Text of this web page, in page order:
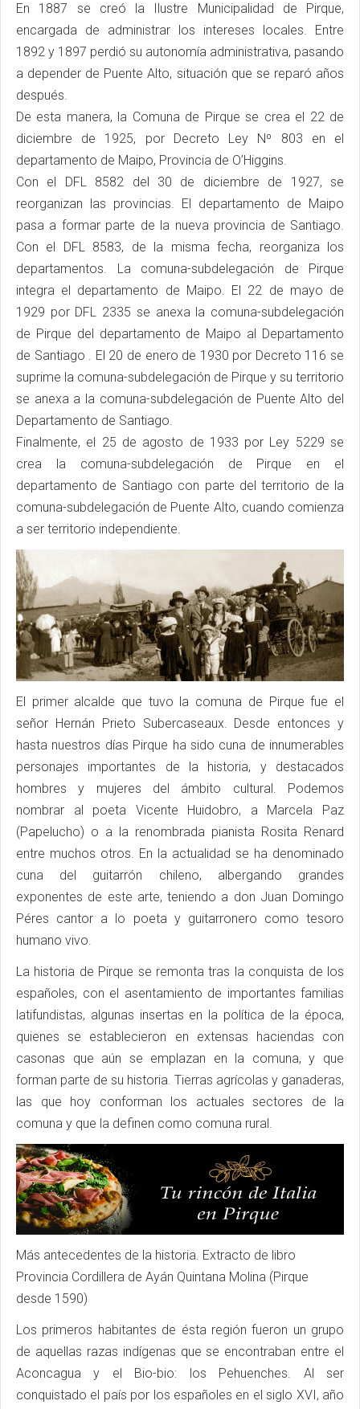
En 1887 se creó la Ilustre Municipalidad de Pirque,
encargada de administrar los intereses locales. Entre
1892 y 1897 perdió su autonomía administrativa, pasando
a depender de Puente Alto, situación que se reparó años
después.
De esta manera, la Comuna de Pirque se crea el 22 de
diciembre de 1925, por Decreto Ley Nº 803 en el
departamento de Maipo, Provincia de O’Higgins.
Con el DFL 8582 del 30 de diciembre de 1927, se
reorganizan las provincias. El departamento de Maipo
pasa a formar parte de la nueva provincia de Santiago.
Con el DFL 8583, de la misma fecha, reorganiza los
departamentos. La comuna-subdelegación de Pirque
integra el departamento de Maipo. El 22 de mayo de
1929 por DFL 2335 se anexa la comuna-subdelegación
de Pirque del departamento de Maipo al Departamento
de Santiago . El 20 de enero de 1930 por Decreto 116 se
suprime la comuna-subdelegación de Pirque y su territorio
se anexa a la comuna-subdelegación de Puente Alto del
Departamento de Santiago.
Finalmente, el 25 de agosto de 1933 por Ley 5229 se
crea la comuna-subdelegación de Pirque en el
departamento de Santiago con parte del territorio de la
comuna-subdelegación de Puente Alto, cuando comienza
a ser territorio independiente.
El primer alcalde que tuvo la comuna de Pirque fue el
señor Hernán Prieto Subercaseaux. Desde entonces y
hasta nuestros días Pirque ha sido cuna de innumerables
personajes importantes de la historia, y destacados
hombres y mujeres del ámbito cultural. Podemos
nombrar al poeta Vicente Huidobro, a Marcela Paz
(Papelucho) o a la renombrada pianista Rosita Renard
entre muchos otros. En la actualidad se ha denominado
cuna del guitarrón chileno, albergando grandes
exponentes de este arte, teniendo a don Juan Domingo
Péres cantor a lo poeta y guitarronero como tesoro
humano vivo.
La historia de Pirque se remonta tras la conquista de los
españoles, con el asentamiento de importantes familias
latifundistas, algunas insertas en la política de la época,
quienes se establecieron en extensas haciendas con
casonas que aún se emplazan en la comuna, y que
forman parte de su historia. Tierras agrícolas y ganaderas,
las que hoy conforman los actuales sectores de la
comuna y que la definen como comuna rural.
Más antecedentes de la historia. Extracto de libro
Provincia Cordillera de Ayán Quintana Molina (Pirque
desde 1590)
Los primeros habitantes de ésta región fueron un grupo
de aquellas razas indígenas que se encontraban entre el
Aconcagua y el Bio-bio: los Pehuenches. Al ser
conquistado el país por los españoles en el siglo XVI, año